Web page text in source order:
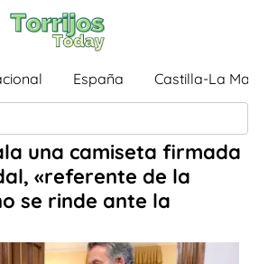
España Castilla-La
una camiseta firmada
«referente de la
se rinde ante la